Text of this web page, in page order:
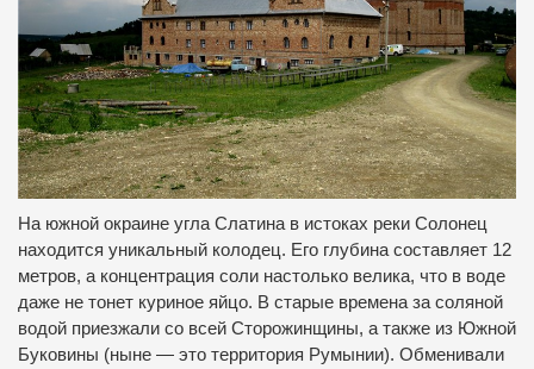
На южной окраине угла Слатина в истоках реки Солонец
находится уникальный колодец. Его глубина составляет 12
метров, а концентрация соли настолько велика, что в воде
даже не тонет куриное яйцо. В старые времена за соляной
водой приезжали со всей Сторожинщины, а также из Южной
Буковины (ныне — это территория Румынии). Обменивали